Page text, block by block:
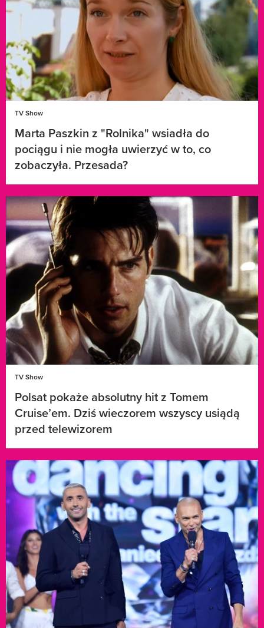
TV Show
Marta Paszkin z "Rolnika" wsiadła do
pociągu i nie mogła uwierzyć w to, co
zobaczyła. Przesada?
TV Show
Polsat pokaże absolutny hit z Tomem
Cruise’em. Dziś wieczorem wszyscy usiądą
przed telewizorem